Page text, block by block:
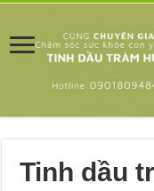
Tinh dầu